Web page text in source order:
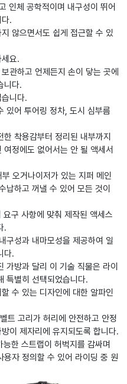
인체 공학적이며 내구성이 뛰어
.
않으면서도 쉽게 접근할 수 있
요.
관하고 언제든지 손이 닿는 곳에
니다.
니다.
있어 투어링 정차, 도시 심부름
착용감부터 정리된 내부까지
정에도 없어서는 안 될 액세서
오거나이저가 있는 지퍼 메인
납하고 꺼낼 수 있어 모든 것이
구 사항에 맞춰 제작된 액세스
.
구성과 내마모성을 제공하여 일
다.
가방과 달리 이 기술 직물은 라이
특별히 선택되었습니다.
수 있는 디자인에 대한 알파인
트 고리가 허리에 안전하고 안정
이 제자리에 유지되도록 합니다.
한 스트랩이 허벅지를 감싸며
자 정의할 수 있어 라이딩 중 원